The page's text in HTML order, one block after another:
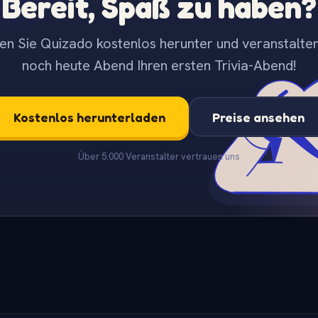
Sie Quizado kostenlos herunter und
noch heute Abend Ihren ersten Trivia-Abend!
Kostenlos herunterladen Preise ansehen
Über 5.000 Veranstalter vertrauen uns